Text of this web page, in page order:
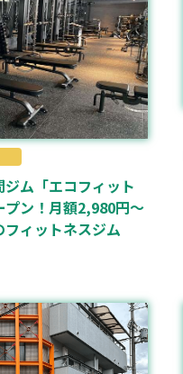
ジム「エコフィット
ン！月額2,980円〜
ィットネスジム